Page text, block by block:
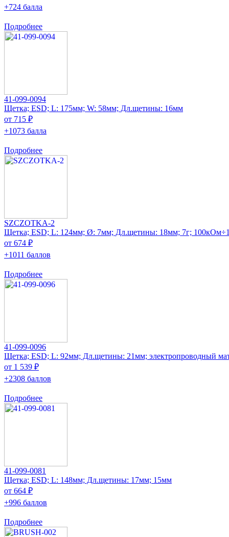
+724 балла
Подробнее
41-099-0094
Щетка; ESD; L: 175мм; W: 58мм; Дл.щетины: 16мм
от 715 ₽
+1073 балла
Подробнее
SZCZOTKA-2
Щетка; ESD; L: 124мм; Ø: 7мм; Дл.щетины: 18мм; 7г;
от 674 ₽
+1011 баллов
Подробнее
41-099-0096
Щетка; ESD; L: 92мм; Дл.щетины: 21мм; электропроводный
от 1 539 ₽
+2308 баллов
Подробнее
41-099-0081
Щетка; ESD; L: 148мм; Дл.щетины: 17мм; 15мм
от 664 ₽
+996 баллов
Подробнее